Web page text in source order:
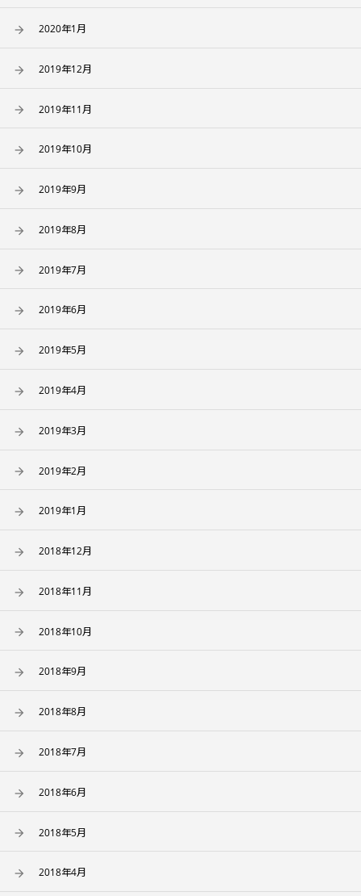
2020年1月
2019年12月
2019年11月
2019年10月
2019年9月
2019年8月
2019年7月
2019年6月
2019年5月
2019年4月
2019年3月
2019年2月
2019年1月
2018年12月
2018年11月
2018年10月
2018年9月
2018年8月
2018年7月
2018年6月
2018年5月
2018年4月